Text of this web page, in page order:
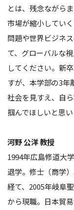
とは、残念ながら
市場が縮小してい
問題や世界ビジネ
て、グローバルな
してください。新
すが、本学部の3年
社会を見すえ、自
掴んでほしいと思い
河野 公洋 教授
1994年広島修道大
退学。修士（商学
経て、2005年岐阜
から現職。日本貿